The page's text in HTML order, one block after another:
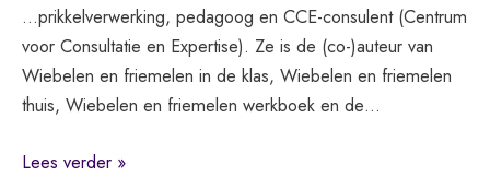
…prikkelverwerking, pedagoog en CCE-consulent (Centrum
voor Consultatie en Expertise). Ze is de (co-)auteur van
Wiebelen en friemelen in de klas, Wiebelen en friemelen
thuis, Wiebelen en friemelen werkboek en de…
Over
Lees verder »